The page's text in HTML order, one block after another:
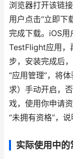
浏览器打开该链
用户点击“立即下
完成下载。iOS
TestFlight应用，
步，安装完成后
“应用管理”，将
求）手动开启，
戏，使用你申请
“未拥有资格”，
实际使用中的